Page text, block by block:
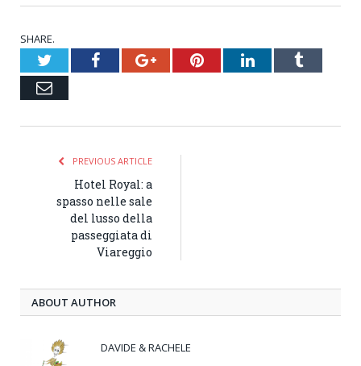
SHARE.
TwitterFacebookGoogle+PinterestLinkedInTumblr
Email
PREVIOUS ARTICLE
Hotel Royal: a
spasso nelle sale
del lusso della
passeggiata di
Viareggio
ABOUT AUTHOR
DAVIDE & RACHELE